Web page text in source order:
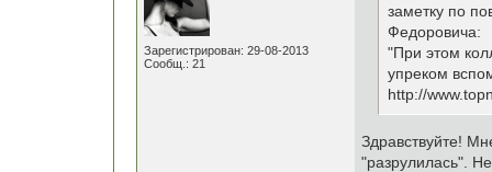
Зарегистрирован: 29-08-2013
Сообщ.: 21
заметку по
Федоровича:
"При этом
упреком
http://
Здравствуйте!
"разрулилась".